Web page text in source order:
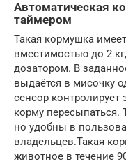
Автоматическая
таймером
Такая кормушка
вместимостью до 2
дозатором. В
выдаётся в мисочку
сенсор контролирует
корму пересыпаться.
но удобны в
владельцев.Такая
животное в течение